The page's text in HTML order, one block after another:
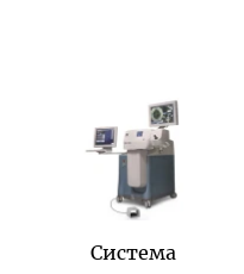
Система